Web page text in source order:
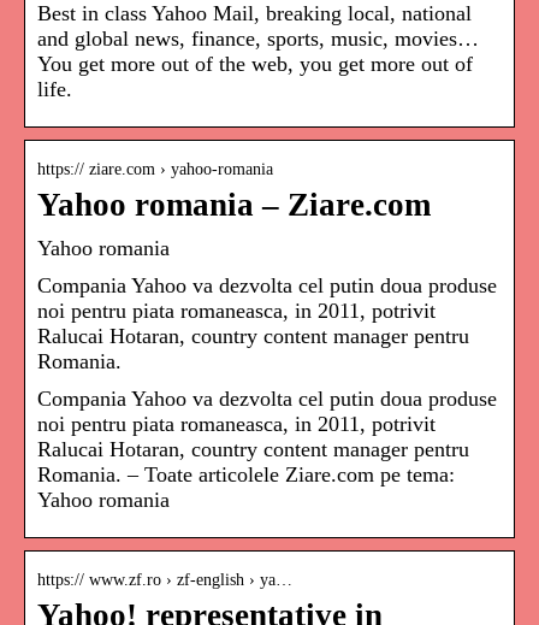
Best in class Yahoo Mail, breaking local, national
and global news, finance, sports, music, movies…
You get more out of the web, you get more out of
life.
https:// ziare.com › yahoo-romania
Yahoo romania – Ziare.com
Yahoo romania
Compania Yahoo va dezvolta cel putin doua produse
noi pentru piata romaneasca, in 2011, potrivit
Ralucai Hotaran, country content manager pentru
Romania.
Compania Yahoo va dezvolta cel putin doua produse
noi pentru piata romaneasca, in 2011, potrivit
Ralucai Hotaran, country content manager pentru
Romania. – Toate articolele Ziare.com pe tema:
Yahoo romania
https:// www.zf.ro › zf-english › ya…
Yahoo! representative in